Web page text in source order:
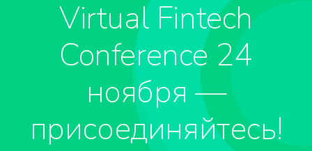
Virtual Fintech
Conference 24
ноября —
присоединяйтесь!